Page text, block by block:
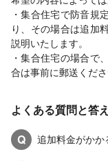
・集合住宅で防音規
り、その場合は追加
説明いたします。
・集合住宅の場合で
合は事前に郵送くださ
よくある質問と答え
Q
追加料金がかか